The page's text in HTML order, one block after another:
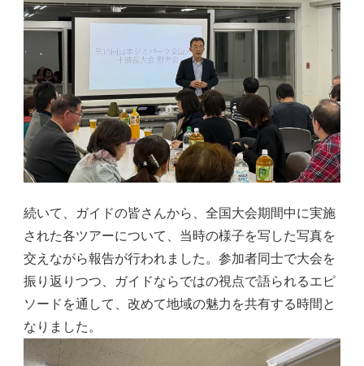
続いて、ガイドの皆さんから、全国大会期間中に実施
された各ツアーについて、当時の様子を写した写真を
交えながら報告が行われました。参加者同士で大会を
振り返りつつ、ガイドならではの視点で語られるエピ
ソードを通して、改めて地域の魅力を共有する時間と
なりました。